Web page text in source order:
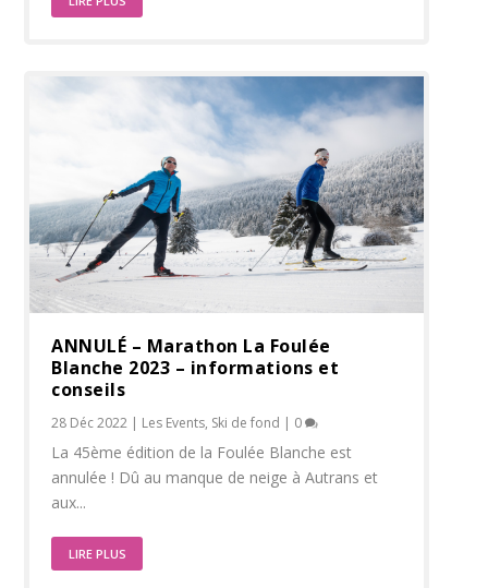
ANNULÉ – Marathon La Foulée
Blanche 2023 – informations et
conseils
28 Déc 2022 | Les Events, Ski de fond | 0
La 45ème édition de la Foulée Blanche est
annulée ! Dû au manque de neige à Autrans et
aux...
LIRE PLUS